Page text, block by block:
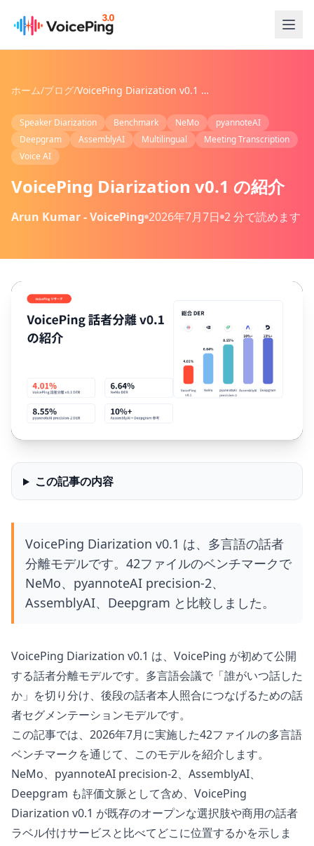
ホーム/ブログ/ VoicePing Diarization v0.1 の紹介
Speaker Diarization Benchmark NeMo
pyannoteAI
Deepgram
AssemblyAI Multilingual
Meeting Transcription
Voice AI
VoicePing Diarization v0.1 の紹介
Arun Kumar - VoicePing 2026年7月7日 2 分で読めます
この記事の内容
VoicePing Diarization v0.1 は、多言語の話者
分離モデルです。42ファイルのベンチマークで
NeMo、pyannoteAI precision-2、
AssemblyAI、Deepgram と比較しました。
VoicePing Diarization v0.1 は、VoicePing が初めて公開
する話者分離モデルです。多言語会議で「誰がいつ話した
か」を切り分け、後段の話者本人照合につなげるための話
者セグメンテーションモデルです。
この記事では、2026年7月に実施した42ファイルの多言語
ベンチマークを通じて、このモデルを紹介します。
NeMo、pyannoteAI precision-2、AssemblyAI、
Deepgram も評価文脈として含め、VoicePing
Diarization v0.1 が既存のオープンな選択肢や商用の話者
ラベル付けサービスと比べてどこに位置するかを示しま